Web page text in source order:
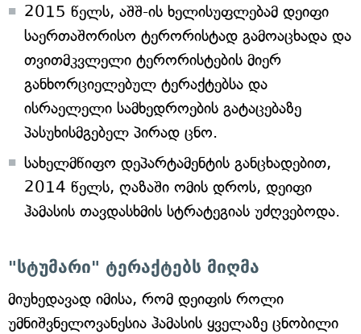
2015 წელს, აშშ-ის ხელისუფლებამ დეიფი
საერთაშორისო ტერორისტად გამოაცხადა და
თვითმკვლელი ტერორისტების მიერ
განხორციელებულ ტერაქტებსა და
ისრაელელი სამხედროების გატაცებაზე
პასუხისმგებელ პირად ცნო.
სახელმწიფო დეპარტამენტის განცხადებით,
2014 წელს, ღაზაში ომის დროს, დეიფი
ჰამასის თავდასხმის სტრატეგიას უძღვებოდა.
"სტუმარი" ტერაქტებს მიღმა
მიუხედავად იმისა, რომ დეიფის როლი
უმნიშვნელოვანესია ჰამასის ყველაზე ცნობილი